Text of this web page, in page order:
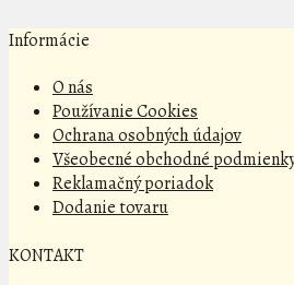
Informácie
O nás
Používanie Cookies
Ochrana osobných údajov
Všeobecné obchodné
Reklamačný poriadok
Dodanie tovaru
KONTAKT